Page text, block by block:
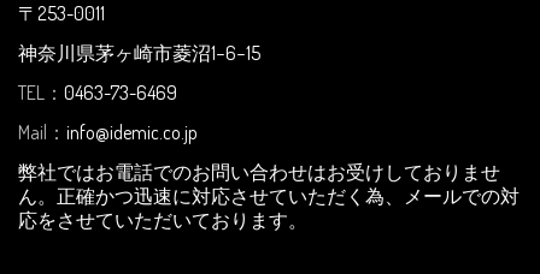
〒253-0011
神奈川県茅ヶ崎市菱沼1−6−15
TEL： 0463-73-6469
Mail： info@idemic.co.jp
弊社ではお電話でのお問い合わせはお受けしておりませ
ん。正確かつ迅速に対応させていただく為、メールでの対
応をさせていただいております。